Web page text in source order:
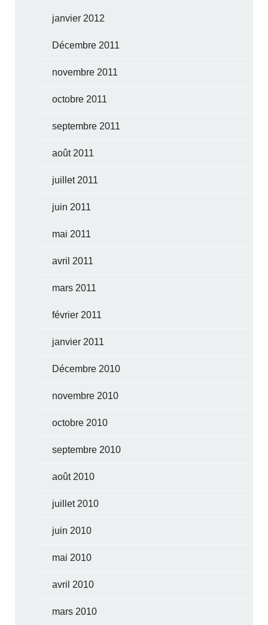
janvier 2012
Décembre 2011
novembre 2011
octobre 2011
septembre 2011
août 2011
juillet 2011
juin 2011
mai 2011
avril 2011
mars 2011
février 2011
janvier 2011
Décembre 2010
novembre 2010
octobre 2010
septembre 2010
août 2010
juillet 2010
juin 2010
mai 2010
avril 2010
mars 2010